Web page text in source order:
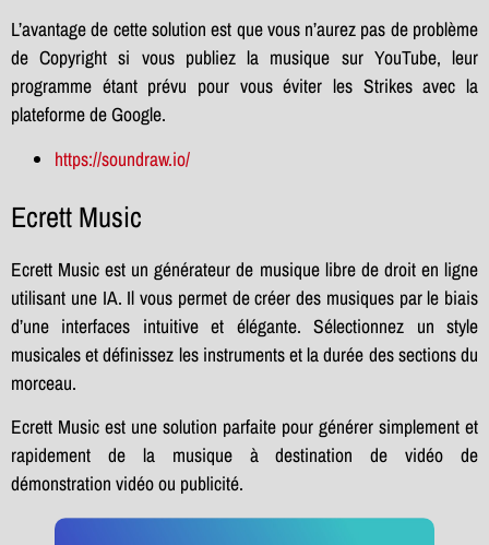
L’avantage de cette solution est que vous n’aurez pas de problème
de Copyright si vous publiez la musique sur YouTube, leur
programme étant prévu pour vous éviter les Strikes avec la
plateforme de Google.
https://soundraw.io/
Ecrett Music
Ecrett Music est un générateur de musique libre de droit en ligne
utilisant une IA. Il vous permet de créer des musiques par le biais
d’une interfaces intuitive et élégante. Sélectionnez un style
musicales et définissez les instruments et la durée des sections du
morceau.
Ecrett Music est une solution parfaite pour générer simplement et
rapidement de la musique à destination de vidéo de
démonstration vidéo ou publicité.